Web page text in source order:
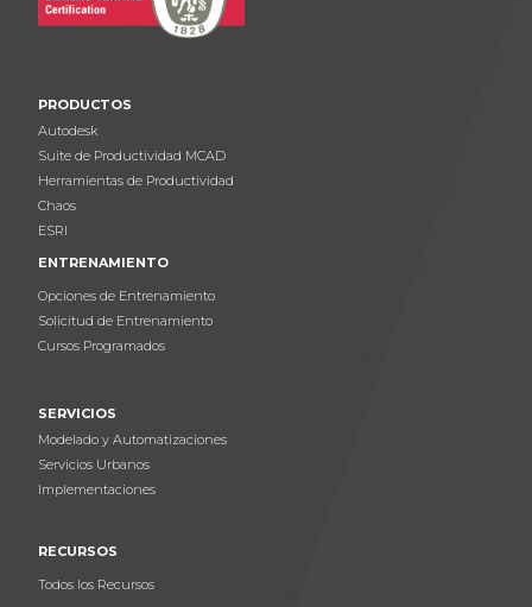
PRODUCTOS
Autodesk
Suite de Productividad MCAD
Herramientas de Productividad
Chaos
ESRI
ENTRENAMIENTO
Opciones de Entrenamiento
Solicitud de Entrenamiento
Cursos Programados
SERVICIOS
Modelado y Automatizaciones
Servicios Urbanos
Implementaciones
RECURSOS
Todos los Recursos